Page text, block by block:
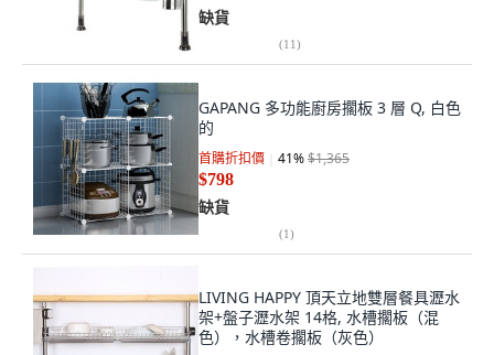
缺貨
(11)
GAPANG 多功能廚房擱板 3 層 Q, 白色
的
首購折扣價 41%$1,365
$798
缺貨
(1)
LIVING HAPPY 頂天立地雙層餐具瀝水
架+盤子瀝水架 14格, 水槽擱板（混
色），水槽卷擱板（灰色）